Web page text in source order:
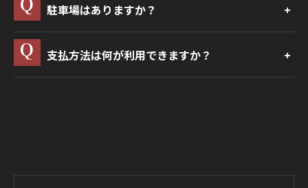
駐車場はありますか？
支払方法は何が利用できますか？